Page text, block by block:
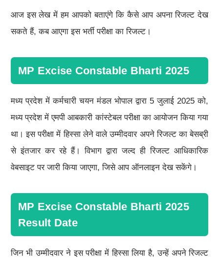
आज इस लेख में हम आपको बताएंगे कि कैसे आप अपना रिजल्ट देख
सकते हैं, कब आएगा इस भर्ती परीक्षा का रिजल्ट।
MP Excise Constable Bharti 2025
मध्य प्रदेश में कर्मचारी चयन मंडल भोपाल द्वारा 5 जुलाई 2025 को,
मध्य प्रदेश में एमपी आबकारी कांस्टेबल परीक्षा का आयोजन किया गया
था। इस परीक्षा में हिस्सा लेने वाले उम्मीदवार अपने रिजल्ट का बेसब्री
से इंतजार कर रहे हैं। विभाग द्वारा जल्द ही रिजल्ट आधिकारिक
वेबसाइट पर जारी किया जाएगा, जिसे आप ऑनलाइन देख सकेंगे।
MP Excise Constable Bharti 2025
Result Date
जिन भी उम्मीदवार ने इस परीक्षा में हिस्सा लिया है, उन्हें अपने रिजल्ट